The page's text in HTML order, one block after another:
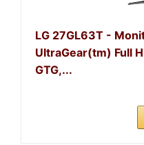
LG 27GL63T -
UltraGear(tm) Full
GTG,...